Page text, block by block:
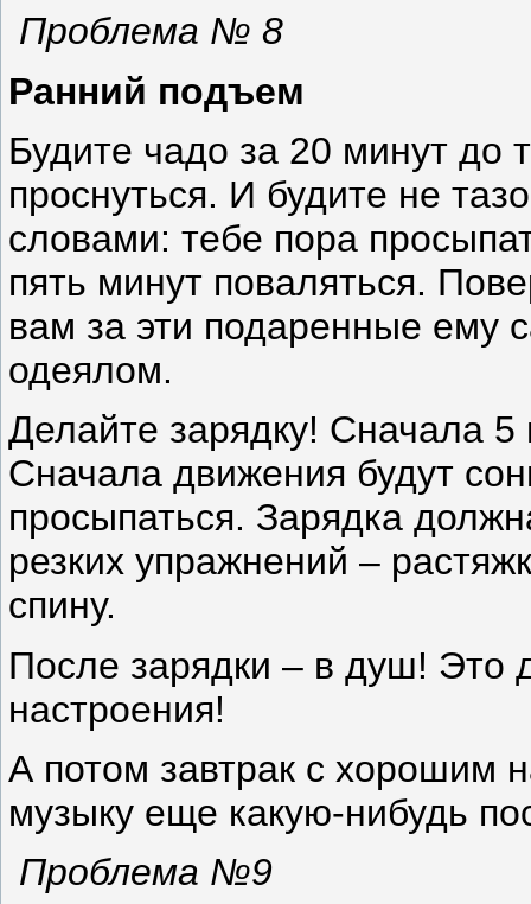
Проблема № 8
Ранний подъем
Будите чадо за 20 минут до
проснуться. И будите не
словами: тебе пора
пять минут поваляться.
вам за эти подаренные ему
одеялом.
Делайте зарядку! Сначала
Сначала движения будут
просыпаться. Зарядка
резких упражнений –
спину.
После зарядки – в душ! Это
настроения!
А потом завтрак с хорошим
музыку еще какую-нибудь
Проблема №9